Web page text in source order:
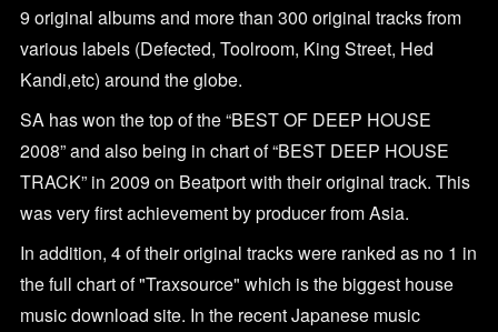
9 original albums and more than 300 original tracks from
various labels (Defected, Toolroom, King Street, Hed
Kandi,etc) around the globe.
SA has won the top of the “BEST OF DEEP HOUSE
2008” and also being in chart of “BEST DEEP HOUSE
TRACK” in 2009 on Beatport with their original track. This
was very first achievement by producer from Asia.
In addition, 4 of their original tracks were ranked as no 1 in
the full chart of "Traxsource" which is the biggest house
music download site. In the recent Japanese music